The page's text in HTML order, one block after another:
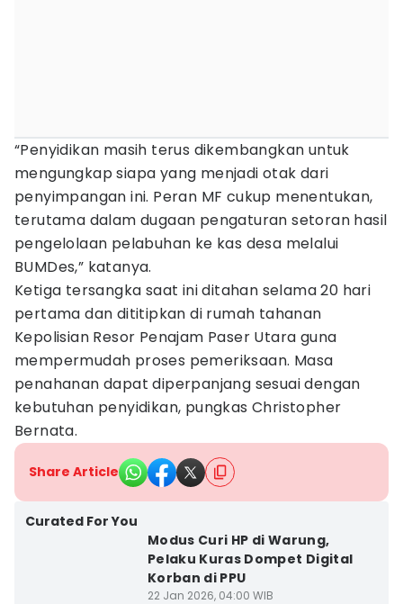
“Penyidikan masih terus dikembangkan untuk
mengungkap siapa yang menjadi otak dari
penyimpangan ini. Peran MF cukup menentukan,
terutama dalam dugaan pengaturan setoran hasil
pengelolaan pelabuhan ke kas desa melalui
BUMDes,” katanya.
Ketiga tersangka saat ini ditahan selama 20 hari
pertama dan dititipkan di rumah tahanan
Kepolisian Resor Penajam Paser Utara guna
mempermudah proses pemeriksaan. Masa
penahanan dapat diperpanjang sesuai dengan
kebutuhan penyidikan, pungkas Christopher
Bernata.
Share Article
Curated For You
Modus Curi HP di Warung,
Pelaku Kuras Dompet Digital
Korban di PPU
22 Jan 2026, 04:00 WIB